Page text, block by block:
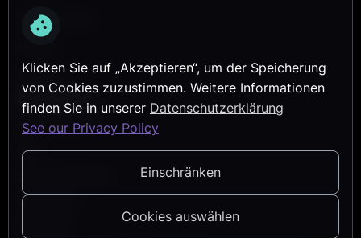
Klicken Sie auf „Akzeptieren“, um der Speicherung
von Cookies zuzustimmen. Weitere Informationen
finden Sie in unserer Datenschutzerklärung
See our Privacy Policy
Einschränken
Cookies auswählen
Transformation
Services
Entdecken
Referenzprojekte
Blog
Help Center
Newsletter